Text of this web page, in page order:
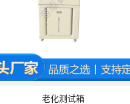
老化测试箱